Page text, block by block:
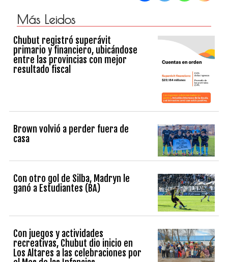
Más Leidos
Chubut registró superávit
primario y financiero, ubicándose
entre las provincias con mejor
resultado fiscal
Brown volvió a perder fuera de
casa
Con otro gol de Silba, Madryn le
ganó a Estudiantes (BA)
Con juegos y actividades
recreativas, Chubut dio inicio en
Los Altares a las celebraciones por